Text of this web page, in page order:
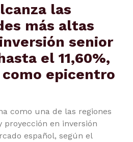
las
más altas
senior
el 11,60%,
epicentro
como una de las regiones
proyección en inversión
español, según el